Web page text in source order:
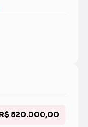
R$ 520.000,00